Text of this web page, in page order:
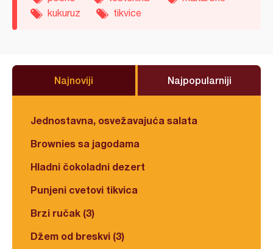
kukuruz
tikvice
Najnoviji Najpopularniji
Jednostavna, osvežavajuća salata
Brownies sa jagodama
Hladni čokoladni dezert
Punjeni cvetovi tikvica
Brzi ručak (3)
Džem od breskvi (3)